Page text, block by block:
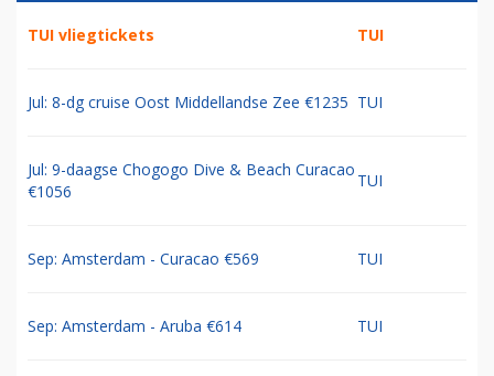
TUI vliegtickets TUI
Jul: 8-dg cruise Oost Middellandse Zee €1235 TUI
Jul: 9-daagse Chogogo Dive & Beach Curacao
€1056
TUI
Sep: Amsterdam - Curacao €569 TUI
Sep: Amsterdam - Aruba €614 TUI